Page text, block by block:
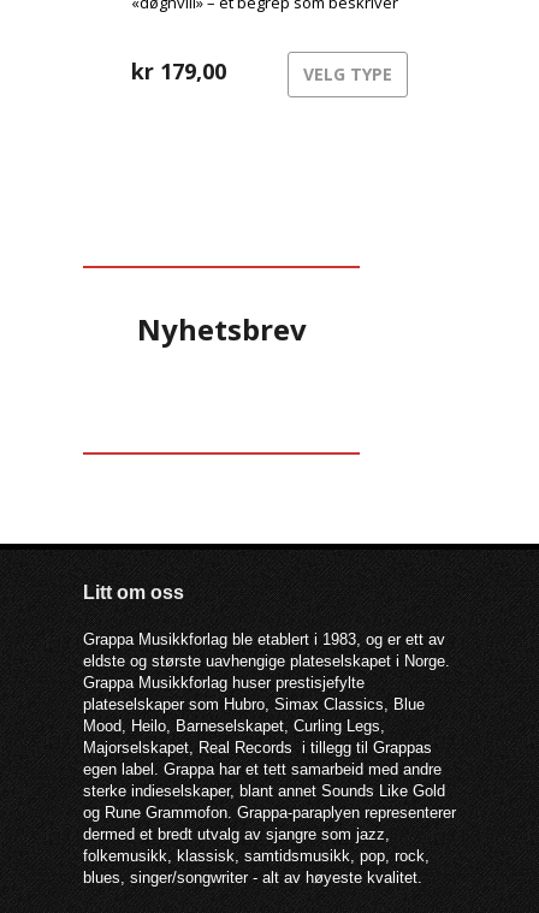
søvnløshet. Musikken beveger seg i
dette rommet mellom struktur og
kr 179,00 VELG TYPE
Nyhetsbrev
Litt om oss
Grappa Musikkforlag ble etablert i 1983, og er ett av
eldste og største uavhengige plateselskapet i Norge.
Grappa Musikkforlag huser prestisjefylte
plateselskaper som Hubro, Simax Classics, Blue
Mood, Heilo, Barneselskapet, Curling Legs,
Majorselskapet, Real Records i tillegg til Grappas
egen label. Grappa har et tett samarbeid med andre
sterke indieselskaper, blant annet Sounds Like Gold
og Rune Grammofon. Grappa-paraplyen representerer
dermed et bredt utvalg av sjangre som jazz,
folkemusikk, klassisk, samtidsmusikk, pop, rock,
blues, singer/songwriter - alt av høyeste kvalitet.